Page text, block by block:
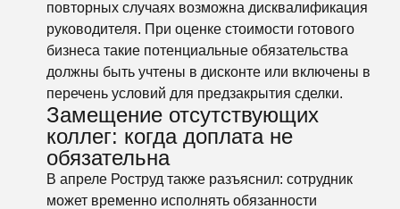
повторных случаях возможна дисквалификация
руководителя. При оценке стоимости готового
бизнеса такие потенциальные обязательства
должны быть учтены в дисконте или включены в
перечень условий для предзакрытия сделки.
Замещение отсутствующих
коллег: когда доплата не
обязательна
В апреле Роструд также разъяснил: сотрудник
может временно исполнять обязанности